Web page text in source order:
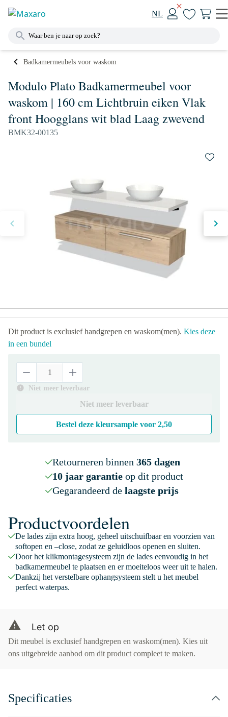
NL
Badkamermeubels voor waskom
Modulo Plato Badkamermeubel voor
waskom | 160 cm Lichtbruin eiken Vlak
front Hoogglans wit blad Laag zwevend
BMK32-00135
Dit product is exclusief handgrepen en waskom(men). Kies deze
in een bundel
Niet meer leverbaar
Niet meer leverbaar
Bestel deze kleursample voor 2,50
Retourneren binnen 365 dagen
10 jaar garantieop dit product
Gegarandeerd de laagste prijs
Productvoordelen
De lades zijn extra hoog, geheel uitschuifbaar en voorzien van
softopen en –close, zodat ze geluidloos openen en sluiten.
Door het klikmontagesysteem zijn de lades eenvoudig in het
badkamermeubel te plaatsen en er moeiteloos weer uit te halen.
Dankzij het verstelbare ophangsysteem stelt u het meubel
perfect waterpas.
Let op
Dit meubel is exclusief handgrepen en waskom(men). Kies uit
ons uitgebreide aanbod om dit product compleet te maken.
Specificaties